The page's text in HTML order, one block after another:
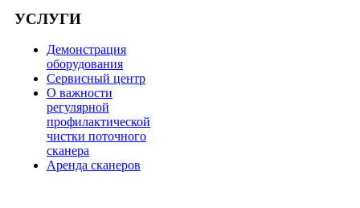
УСЛУГИ
Демонстрация
оборудования
Сервисный центр
О важности
регулярной
профилактической
чистки поточного
сканера
Аренда сканеров